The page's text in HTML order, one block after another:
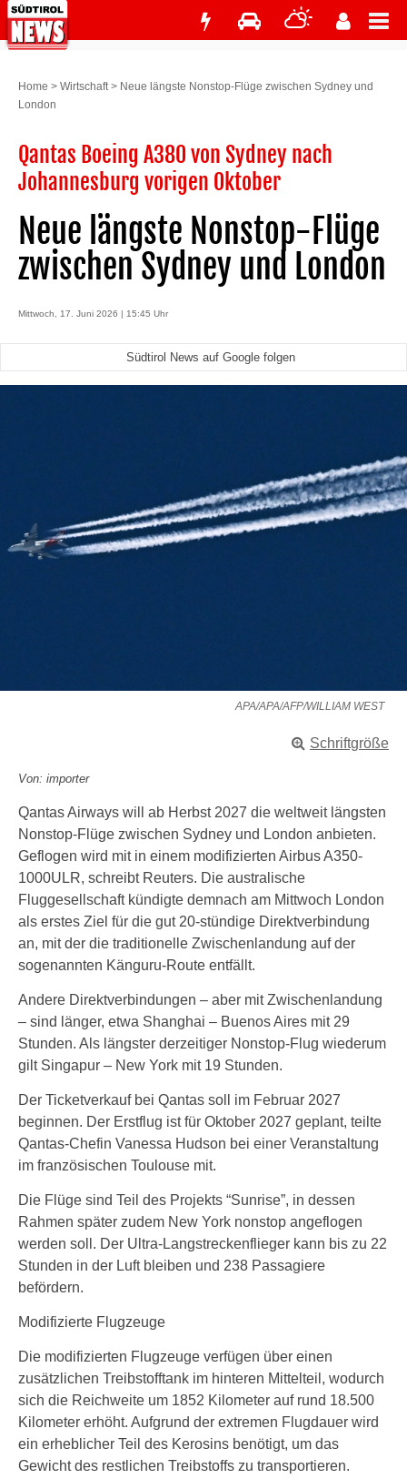
Home > Wirtschaft> Neue längste Nonstop-Flüge zwischen Sydney und
London
Qantas Boeing A380 von Sydney nach
Johannesburg vorigen Oktober
Neue längste Nonstop-Flüge
zwischen Sydney und London
Mittwoch, 17. Juni 2026 | 15:45 Uhr
Südtirol News auf Google folgen
APA/APA/AFP/WILLIAM WEST
Schriftgröße
Von: importer
Qantas Airways will ab Herbst 2027 die weltweit längsten
Nonstop-Flüge zwischen Sydney und London anbieten.
Geflogen wird mit in einem modifizierten Airbus A350-
1000ULR, schreibt Reuters. Die australische
Fluggesellschaft kündigte demnach am Mittwoch London
als erstes Ziel für die gut 20-stündige Direktverbindung
an, mit der die traditionelle Zwischenlandung auf der
sogenannten Känguru-Route entfällt.
Andere Direktverbindungen – aber mit Zwischenlandung
– sind länger, etwa Shanghai – Buenos Aires mit 29
Stunden. Als längster derzeitiger Nonstop-Flug wiederum
gilt Singapur – New York mit 19 Stunden.
Der Ticketverkauf bei Qantas soll im Februar 2027
beginnen. Der Erstflug ist für Oktober 2027 geplant, teilte
Qantas-Chefin Vanessa Hudson bei einer Veranstaltung
im französischen Toulouse mit.
Die Flüge sind Teil des Projekts “Sunrise”, in dessen
Rahmen später zudem New York nonstop angeflogen
werden soll. Der Ultra-Langstreckenflieger kann bis zu 22
Stunden in der Luft bleiben und 238 Passagiere
befördern.
Modifizierte Flugzeuge
Die modifizierten Flugzeuge verfügen über einen
zusätzlichen Treibstofftank im hinteren Mittelteil, wodurch
sich die Reichweite um 1852 Kilometer auf rund 18.500
Kilometer erhöht. Aufgrund der extremen Flugdauer wird
ein erheblicher Teil des Kerosins benötigt, um das
Gewicht des restlichen Treibstoffs zu transportieren.